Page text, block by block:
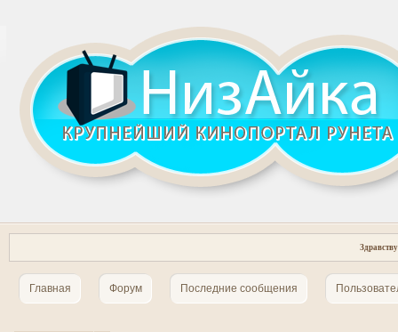
Главная Форум Последние сообщения